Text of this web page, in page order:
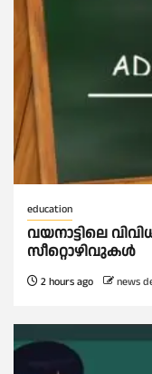
education
വയനാട്ടിലെ
സീറ്റൊഴിവുകൾ
2 hours ago news